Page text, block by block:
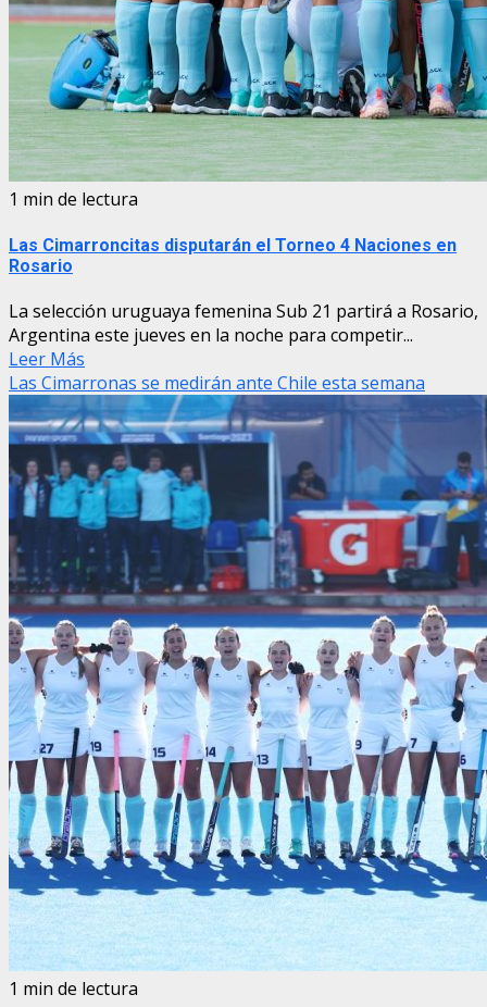
1 min de lectura
Las Cimarroncitas disputarán el Torneo 4 Naciones en
Rosario
La selección uruguaya femenina Sub 21 partirá a Rosario,
Argentina este jueves en la noche para competir...
Leer Más
Las Cimarronas se medirán ante Chile esta semana
1 min de lectura